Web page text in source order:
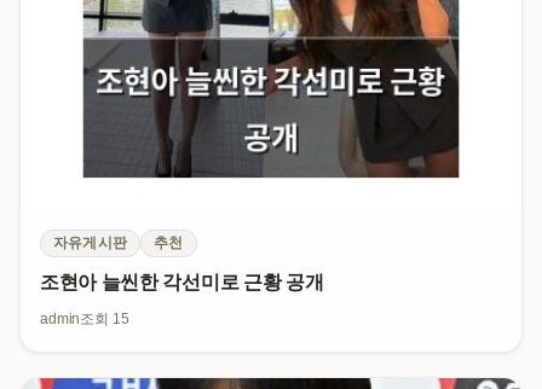
자유게시판 추천
조현아 늘씬한 각선미로 근황 공개
admin조회 15